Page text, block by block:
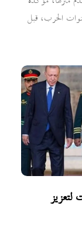
الحرب، قبل